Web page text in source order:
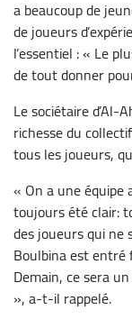
a beaucoup de
de joueurs
l’essentiel : « Le
de tout donner
Le sociétaire
richesse du
tous les joueurs,
« On a une équipe
toujours été clair:
des joueurs qui ne
Boulbina est entré
Demain, ce sera
», a-t-il rappelé.